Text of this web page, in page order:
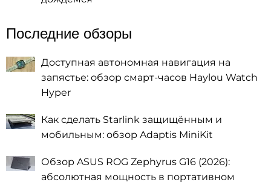
Последние обзоры
Доступная автономная навигация на
запястье: обзор смарт-часов Haylou Watch
Hyper
Как сделать Starlink защищённым и
мобильным: обзор Adaptis MiniKit
Обзор ASUS ROG Zephyrus G16 (2026):
абсолютная мощность в портативном